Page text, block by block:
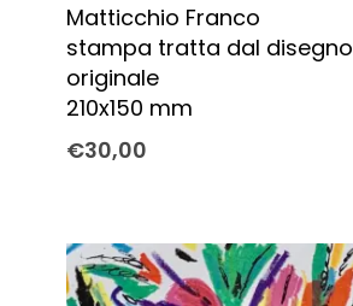
Matticchio Franco
stampa tratta dal disegno
originale
210x150 mm
€30,00